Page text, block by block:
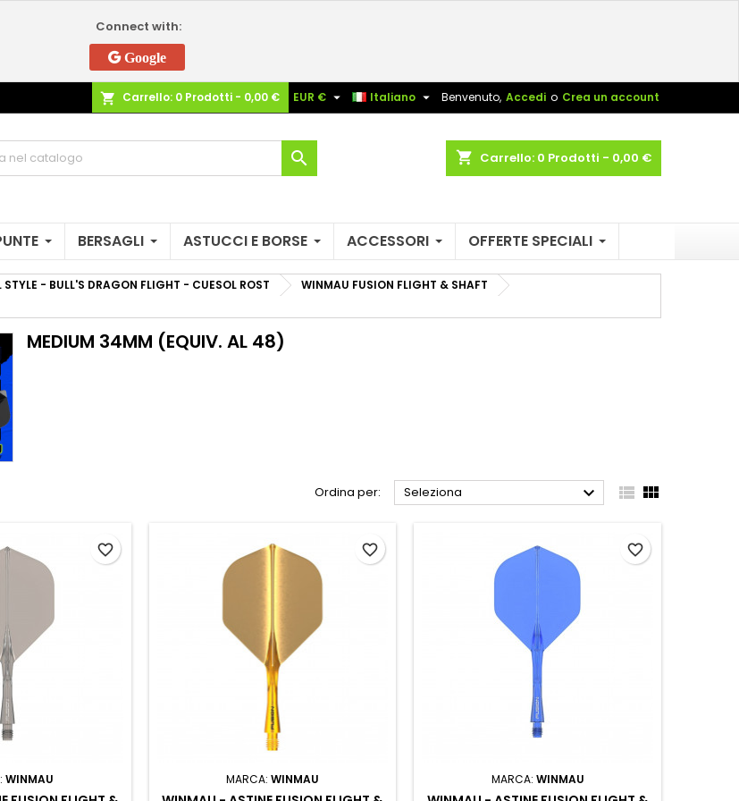
Connect with:
Google
Benvenuto, Accedi o Crea un account
Italiano 
EUR € 
shopping_cart Carrello: 0 Prodotti - 0,00 €
shopping_cart Carrello: 0 Prodotti - 0,00 €

BERSAGLI ASTUCCI E BORSE ACCESSORI OFFERTE SPECIALI
- BULL'S DRAGON FLIGHT - CUESOL ROST
WINMAU FUSION FLIGHT & SHAFT
MEDIUM 34MM (EQUIV. AL 48)
Ordina per: Seleziona   
WINMAU
favorite_border
MARCA: WINMAU
favorite_border
MARCA: WINMAU
favorite_border
di desideri
lista
((modalDeleteText))
dei desideri
desideril'accesso per salvare dei prodotti nella tua lista
Accedi